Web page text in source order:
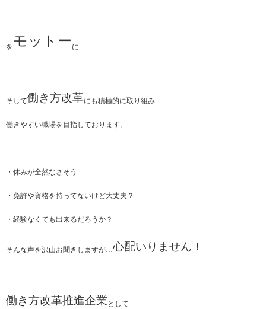
をモットー に
そして働き方改革にも積極的に取り組み
働きやすい職場を目指しております。
・休みが全然なさそう
・免許や資格を持ってないけど大丈夫？
・経験なくても出来るだろうか？
そんな声を沢山お聞きしますが…心配いりません！
働き方改革推進企業 として